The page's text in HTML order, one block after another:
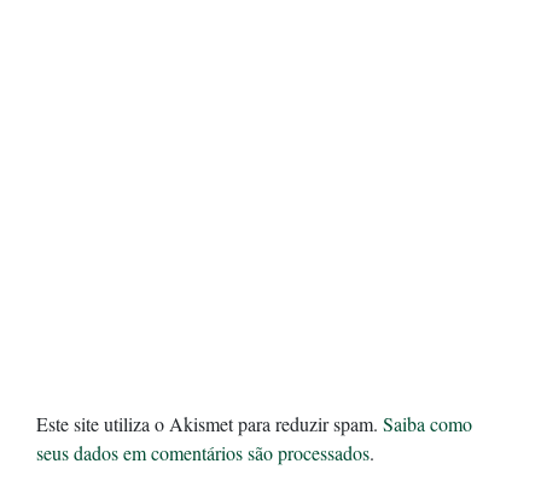
Este site utiliza o Akismet para reduzir spam. Saiba como
seus dados em comentários são processados.